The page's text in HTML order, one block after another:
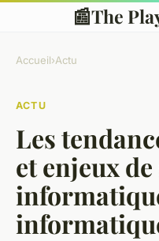
📰The
Accueil›Actu
ACTU
Les
et enjeux